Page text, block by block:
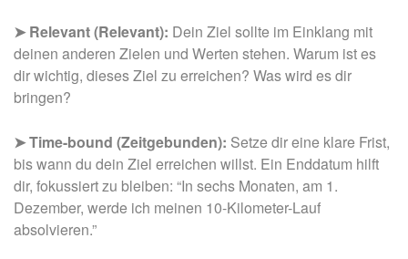
➤ Relevant (Relevant): Dein Ziel sollte im Einklang mit
deinen anderen Zielen und Werten stehen. Warum ist es
dir wichtig, dieses Ziel zu erreichen? Was wird es dir
bringen?
➤ Time-bound (Zeitgebunden): Setze dir eine klare Frist,
bis wann du dein Ziel erreichen willst. Ein Enddatum hilft
dir, fokussiert zu bleiben: “In sechs Monaten, am 1.
Dezember, werde ich meinen 10-Kilometer-Lauf
absolvieren.”